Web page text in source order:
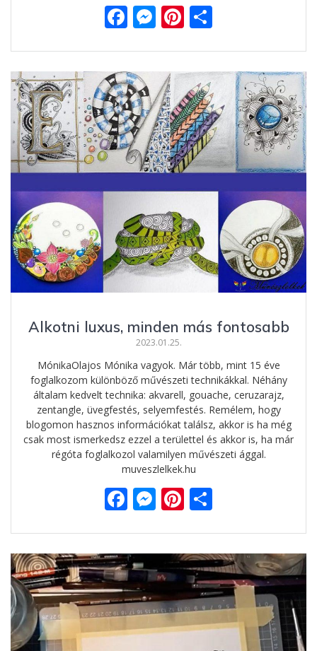
F
e
b
o
o
k
M
ss
e
n
g
er
Pi
er
e
st
za
m
e
g
Alkotni luxus, minden más fontosabb
2023.01.25.
MónikaOlajos Mónika vagyok. Már több, mint 15 éve
foglalkozom különböző művészeti technikákkal. Néhány
általam kedvelt technika: akvarell, gouache, ceruzarajz,
zentangle, üvegfestés, selyemfestés. Remélem, hogy
blogomon hasznos információkat találsz, akkor is ha még
csak most ismerkedsz ezzel a területtel és akkor is, ha már
régóta foglalkozol valamilyen művészeti ággal.
muveszlelkek.hu
F
e
b
o
o
k
M
ss
e
n
g
er
Pi
er
e
st
za
m
e
g